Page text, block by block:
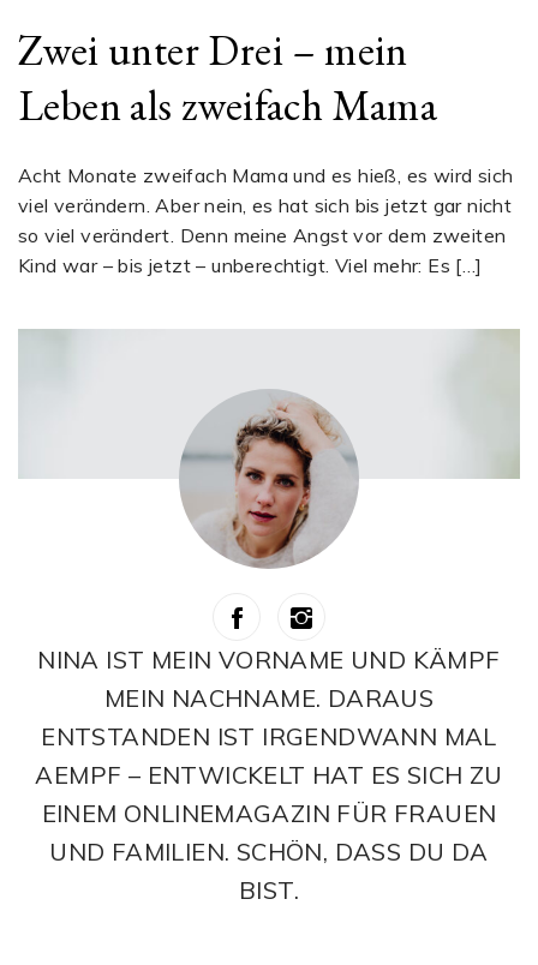
Zwei unter Drei – mein
Leben als zweifach Mama
Acht Monate zweifach Mama und es hieß, es wird sich
viel verändern. Aber nein, es hat sich bis jetzt gar nicht
so viel verändert. Denn meine Angst vor dem zweiten
Kind war – bis jetzt – unberechtigt. Viel mehr: Es […]
NINA IST MEIN VORNAME UND KÄMPF
MEIN NACHNAME. DARAUS
ENTSTANDEN IST IRGENDWANN MAL
AEMPF – ENTWICKELT HAT ES SICH ZU
EINEM ONLINEMAGAZIN FÜR FRAUEN
UND FAMILIEN. SCHÖN, DASS DU DA
BIST.